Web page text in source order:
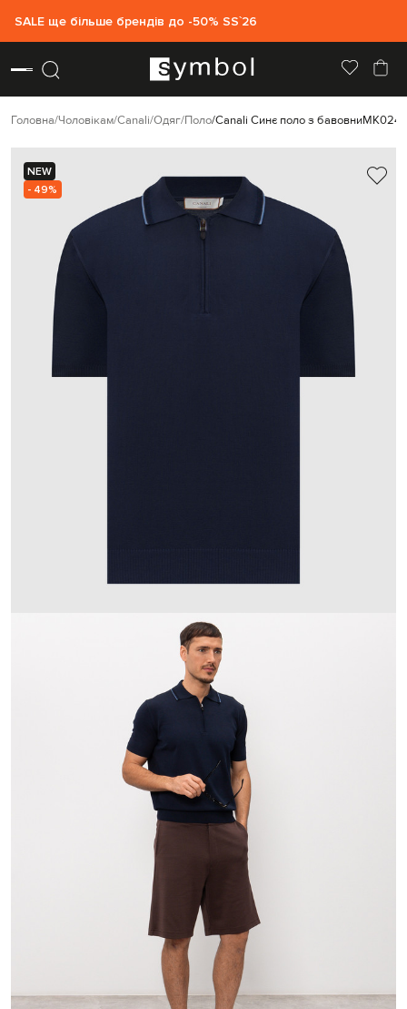
SALE ще більше брендів до -50% SS`26
Головна Чоловікам Canali Одяг Поло Canali Синє поло з бавовни
NEW
- 49%